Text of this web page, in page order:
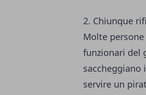
2. Chiunque
Molte
funzionari del
saccheggiano
servire un